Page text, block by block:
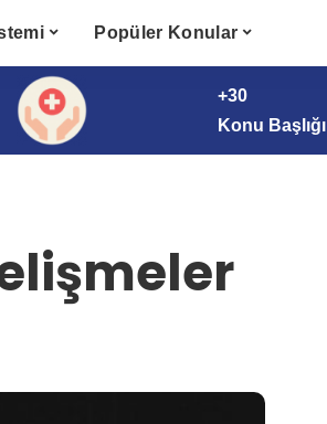
Popüler Konular
+30
Konu Başlığı